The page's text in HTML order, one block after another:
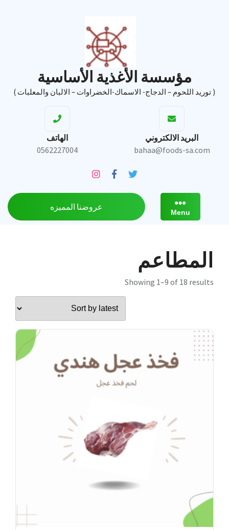
مؤسسة الأغذية الأساسية
( توريد اللحوم – الدجاج- الاسماك-الخضراوات – الالبان والمعلبات )
البريد الالكتروني
bahaa@foods-sa.com
الهاتف
0562227004
Menu
عروضنا المميزه
المطاعم
Showing 1–9 of 18 results